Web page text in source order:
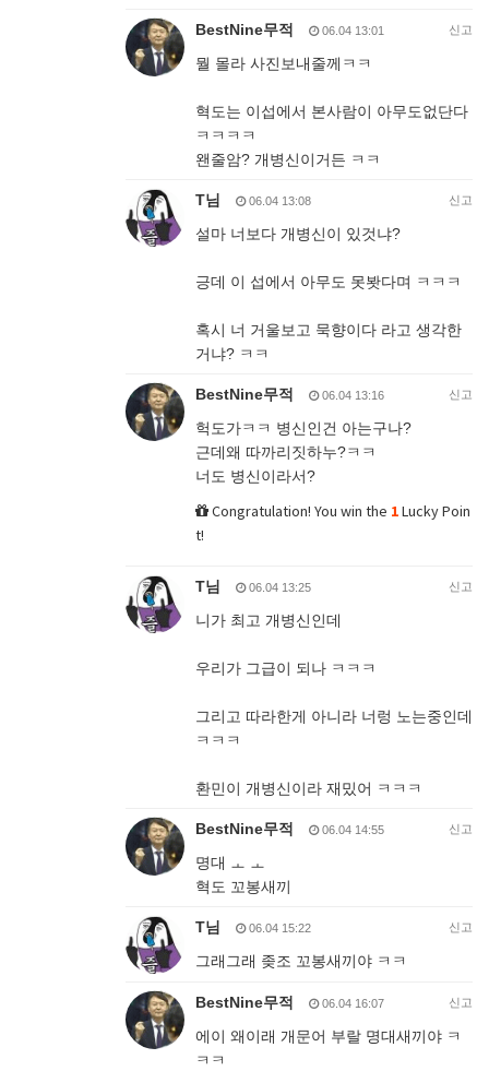
BestNine무적 06.04 13:01 신고
뭘 몰라 사진보내줄께ㅋㅋ
혁도는 이섭에서 본사람이 아무도없단다
ㅋㅋㅋㅋ
왠줄암? 개병신이거든 ㅋㅋ
T님 06.04 13:08 신고
설마 너보다 개병신이 있것냐?
긍데 이 섭에서 아무도 못봣다며 ㅋㅋㅋ
혹시 너 거울보고 묵향이다 라고 생각한
거냐? ㅋㅋ
BestNine무적 06.04 13:16 신고
헉도가ㅋㅋ 병신인건 아는구나?
근데왜 따까리짓하누?ㅋㅋ
너도 병신이라서?
Congratulation! You win the 1Lucky Poin
t!
T님 06.04 13:25 신고
니가 최고 개병신인데
우리가 그급이 되나 ㅋㅋㅋ
그리고 따라한게 아니라 너렁 노는중인데
ㅋㅋㅋ
환민이 개병신이라 재밌어 ㅋㅋㅋ
BestNine무적 06.04 14:55 신고
명대 ㅗ ㅗ
혁도 꼬봉새끼
T님 06.04 15:22 신고
그래그래 좆조 꼬봉새끼야 ㅋㅋ
BestNine무적 06.04 16:07 신고
에이 왜이래 개문어 부랄 명대새끼야 ㅋ
ㅋㅋ